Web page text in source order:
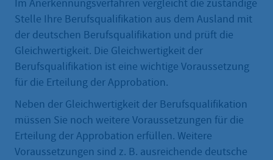
Im Anerkennungsverfahren vergleicht die zuständige
Stelle Ihre Berufsqualifikation aus dem Ausland mit
der deutschen Berufsqualifikation und prüft die
Gleichwertigkeit. Die Gleichwertigkeit der
Berufsqualifikation ist eine wichtige Voraussetzung
für die Erteilung der Approbation.
Neben der Gleichwertigkeit der Berufsqualifikation
müssen Sie noch weitere Voraussetzungen für die
Erteilung der Approbation erfüllen. Weitere
Voraussetzungen sind z. B. ausreichende deutsche